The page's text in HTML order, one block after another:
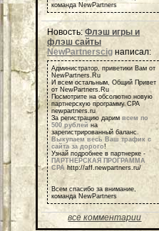
команда NewPartners
Новость:Флэш игры и
флэш сайты
NewPartnerscig написал:
Администратор, приветики Вам от
NewPartners.Ru
И всем остальным, Общий Привет
от NewPartners.Ru
Посмотрите на обсолютно новую
партнерскую программу СРА
newpartners.ru
За регистрацию дарим всем по
500 рублей на
зарегистрированный баланс.
Выкупаем весь Ваш трафик с
сайта за дорого!
Узнай подробнее в партнерке -
ПАРТНЕРСКАЯ ПРОГРАММА
СРА http://aff.newpartners.ru/
Всем спасибо за внимание,
команда NewPartners
все комментарии